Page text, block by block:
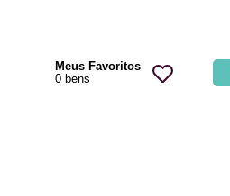
Meus Favoritos
0 bens